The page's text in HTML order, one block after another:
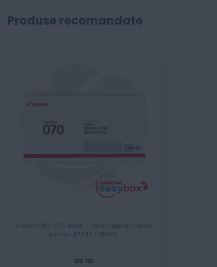
Produse recomandate
Canon CRG-070 Black - Toner original Canon
pentru LBP24X / MF46X
de la: